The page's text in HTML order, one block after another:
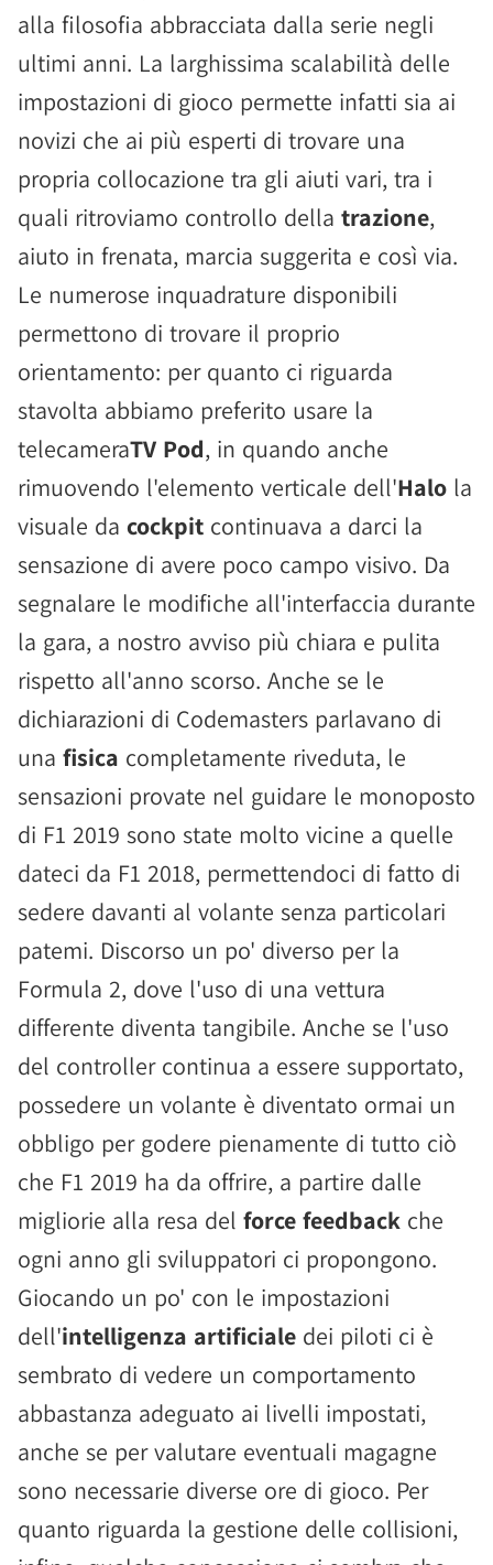
alla filosofia abbracciata dalla serie negli
ultimi anni. La larghissima scalabilità delle
impostazioni di gioco permette infatti sia ai
novizi che ai più esperti di trovare una
propria collocazione tra gli aiuti vari, tra i
quali ritroviamo controllo della trazione,
aiuto in frenata, marcia suggerita e così via.
Le numerose inquadrature disponibili
permettono di trovare il proprio
orientamento: per quanto ci riguarda
stavolta abbiamo preferito usare la
telecameraTV Pod, in quando anche
rimuovendo l'elemento verticale dell'Halo la
visuale da cockpit continuava a darci la
sensazione di avere poco campo visivo. Da
segnalare le modifiche all'interfaccia durante
la gara, a nostro avviso più chiara e pulita
rispetto all'anno scorso. Anche se le
dichiarazioni di Codemasters parlavano di
una fisica completamente riveduta, le
sensazioni provate nel guidare le monoposto
di F1 2019 sono state molto vicine a quelle
dateci da F1 2018, permettendoci di fatto di
sedere davanti al volante senza particolari
patemi. Discorso un po' diverso per la
Formula 2, dove l'uso di una vettura
differente diventa tangibile. Anche se l'uso
del controller continua a essere supportato,
possedere un volante è diventato ormai un
obbligo per godere pienamente di tutto ciò
che F1 2019 ha da offrire, a partire dalle
migliorie alla resa del force feedback che
ogni anno gli sviluppatori ci propongono.
Giocando un po' con le impostazioni
dell'intelligenza artificiale dei piloti ci è
sembrato di vedere un comportamento
abbastanza adeguato ai livelli impostati,
anche se per valutare eventuali magagne
sono necessarie diverse ore di gioco. Per
quanto riguarda la gestione delle collisioni,